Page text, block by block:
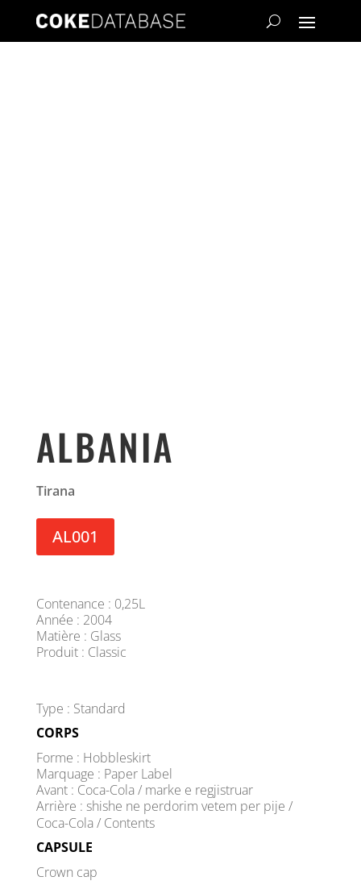
ALBANIA
Tirana
AL001
Contenance : 0,25L
Année : 2004
Matière : Glass
Produit : Classic
Type : Standard
CORPS
Forme : Hobbleskirt
Marquage : Paper Label
Avant : Coca-Cola / marke e regjistruar
Arrière : shishe ne perdorim vetem per pije /
Coca-Cola / Contents
CAPSULE
Crown cap